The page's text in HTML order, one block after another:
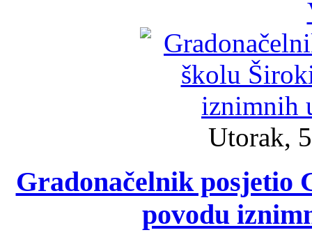
Utorak,
Gradonačelnik posjetio
povodu